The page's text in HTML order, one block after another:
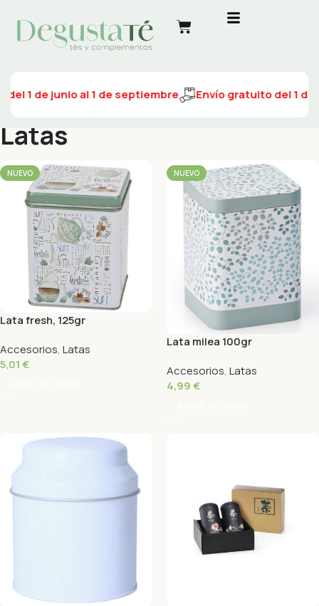
1 de junio al 1 de septiembre Envío gratuito del 1 de
Latas
NUEVO
Lata fresh, 125gr
Accesorios, Latas
5,01€
NUEVO
Lata milea 100gr
Accesorios, Latas
4,99€